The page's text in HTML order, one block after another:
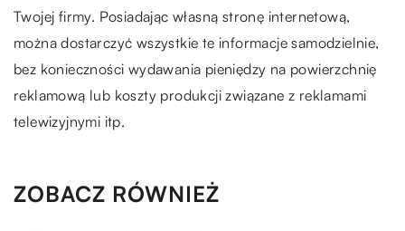
Twojej firmy. Posiadając własną stronę internetową,
można dostarczyć wszystkie te informacje samodzielnie,
bez konieczności wydawania pieniędzy na powierzchnię
reklamową lub koszty produkcji związane z reklamami
telewizyjnymi itp.
ZOBACZ RÓWNIEŻ